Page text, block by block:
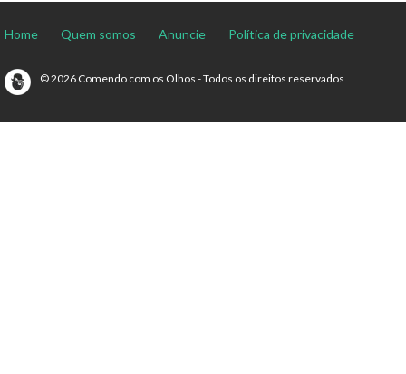
Home Quem somos Anuncie Política de privacidade
© 2026 Comendo com os Olhos - Todos os direitos reservados